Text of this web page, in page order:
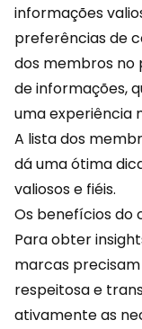
informações
preferências de
dos membros no
de informações,
uma experiência
A lista dos
dá uma ótima
valiosos e fiéis.
Os benefícios
Para obter
marcas
respeitosa e
ativamente as